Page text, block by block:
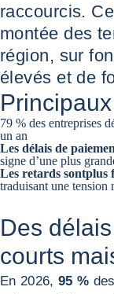
raccourcis.
montée des
région, sur
élevés et de
79 % des entreprises
un an
Les délais de
signe d’une plus
Les retards sontplus
traduisant une tension
Des
courts
En 2026,95 %